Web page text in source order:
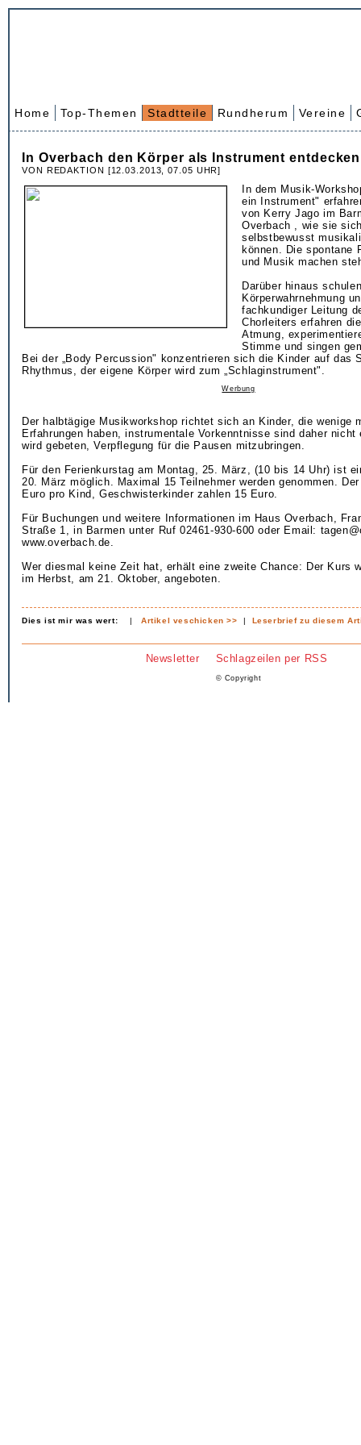
Home Top-Themen Stadtteile Rundherum Vereine
In Overbach den Körper als Instrument entdecken
VON REDAKTION [12.03.2013, 07.05 UHR]
In dem Musik-
ein Instrument"
von Kerry Jago im
Overbach , wie sie
selbstbewusst
können. Die spontane
und Musik machen
Darüber hinaus
Körperwahrnehmung
fachkundiger Leitung
Chorleiters erfahren
Atmung,
Stimme und singen
Bei der „Body Percussion" konzentrieren sich die Kinder auf das
Rhythmus, der eigene Körper wird zum „Schlaginstrument".
Werbung
Der halbtägige Musikworkshop richtet sich an Kinder, die wenige
Erfahrungen haben, instrumentale Vorkenntnisse sind daher
wird gebeten, Verpflegung für die Pausen mitzubringen.
Für den Ferienkurstag am Montag, 25. März, (10 bis 14 Uhr) ist
20. März möglich. Maximal 15 Teilnehmer werden genommen.
Euro pro Kind, Geschwisterkinder zahlen 15 Euro.
Für Buchungen und weitere Informationen im Haus Overbach,
Straße 1, in Barmen unter Ruf 02461-930-600 oder Email:
www.overbach.de.
Wer diesmal keine Zeit hat, erhält eine zweite Chance: Der Kurs
im Herbst, am 21. Oktober, angeboten.
Dies ist mir was wert: |Artikel veschicken >> | Leserbrief zu diesem
Newsletter Schlagzeilen per RSS
© Copyright